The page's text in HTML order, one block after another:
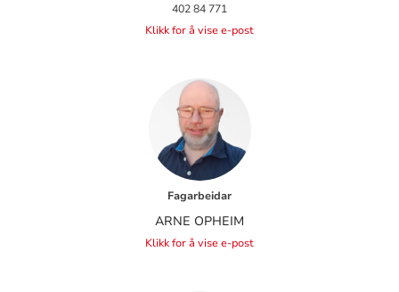
402 84 771
Klikk for å vise e-post
Fagarbeidar
ARNE OPHEIM
Klikk for å vise e-post